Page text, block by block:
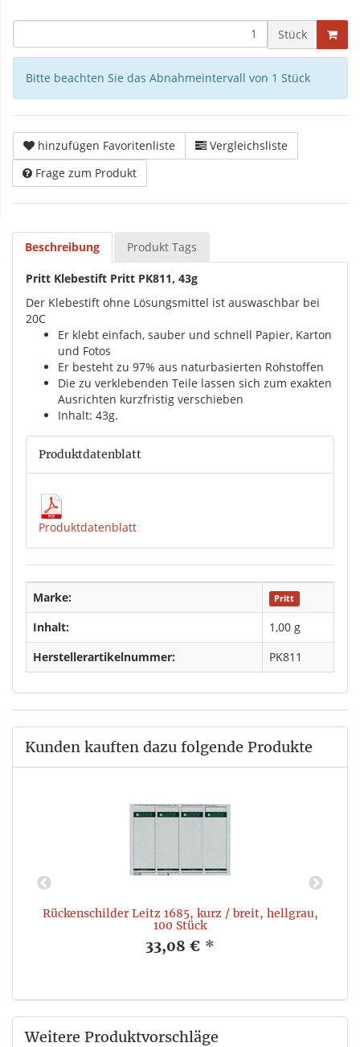
Stück
Bitte beachten Sie das Abnahmeintervall von 1 Stück
hinzufügen Favoritenliste
Vergleichsliste
Frage zum Produkt
Beschreibung Produkt Tags
Pritt Klebestift Pritt PK811, 43g
Der Klebestift ohne Lösungsmittel ist auswaschbar bei
20C
Er klebt einfach, sauber und schnell Papier, Karton
und Fotos
Er besteht zu 97% aus naturbasierten Rohstoffen
Die zu verklebenden Teile lassen sich zum exakten
Ausrichten kurzfristig verschieben
Inhalt: 43g.
Produktdatenblatt
Produktdatenblatt
Marke: Pritt
Inhalt:
1,00 g
Herstellerartikelnummer:
PK811
Kunden kauften dazu folgende Produkte
Rückenschilder Leitz 1685, kurz / breit, hellgrau,
100 Stück
33,08 € *
Weitere Produktvorschläge